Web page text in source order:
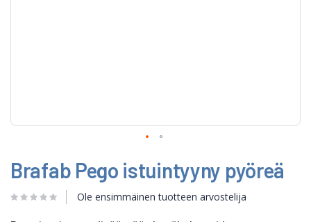
to
the
beginning
of
Brafab Pego istuintyyny pyöreä
Ole ensimmäinen tuotteen arvostelija